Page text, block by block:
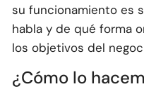
su funcionamiento es
habla y de qué forma
los objetivos del
¿Cómo lo